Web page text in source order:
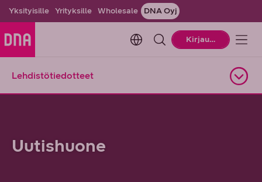
Yksityisille Yrityksille Wholesale DNA Oyj
Change language. Current
Kirjaudu
Lehdistötiedotteet
Uutishuone